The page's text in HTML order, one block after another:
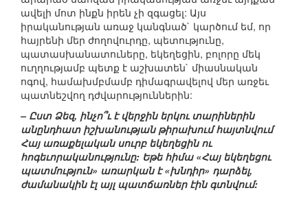
ավելի մոտ ինքն իրեն չի զգացել: Այս
իրականության առաջ կանգնած` կարծում եմ, որ
հայրենի մեր ժողովուրդը, պետությունը,
պատասխանատուները, եկեղեցին, բոլորը մեկ
ուղղությամբ պետք է աշխատեն` միասնական
ոգով, համախմբմամբ դիմագրավելով մեր առջեւ
պատնեշվող դժվարություններին:
– Ըստ Ձեզ, ինչո՞ւ է վերջին երկու տարիներին
անընդհատ իշխանության թիրախում հայտնվում
Հայ առաքելական սուրբ եկեղեցին ու
հոգեւորականությունը: Եթե հիմա «Հայ եկեղեցու
պատմություն» առարկան է «խնդիր» դարձել,
ժամանակին էլ այլ պատճառներ էին գտնվում: